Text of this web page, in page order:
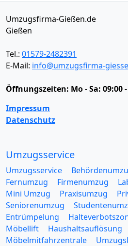
Umzugsfirma-Gießen.de
Gießen
Tel.: 01579-2482391
E-Mail: info@umzugsfirma-
Öffnungszeiten: Mo - Sa: 09:00
Impressum
Datenschutz
Umzugsservice
Umzugsservice
Fernumzug
Firmenumzug
Mini Umzug
Praxisumzug
Seniorenumzug
Entrümpelung
Möbellift
Haushaltsauflösung
Möbelmitfahrzentrale